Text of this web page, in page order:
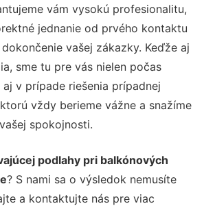
vám vysokú profesionalitu,
jednanie od prvého kontaktu
vašej zákazky. Keďže aj
sme tu pre vás nielen počas
aj v prípade riešenia prípadnej
vždy berieme vážne a snažíme
spokojnosti.
podlahy pri balkónových
? S nami sa o výsledok nemusíte
a kontaktujte nás pre viac